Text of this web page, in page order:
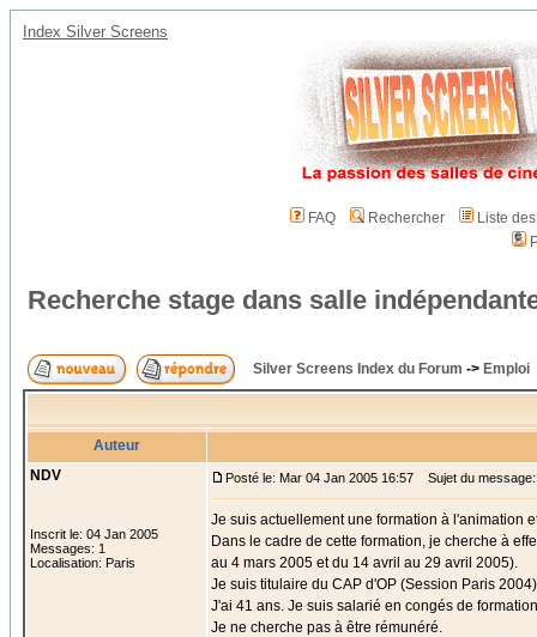
Index Silver Screens
FAQ Rechercher
Liste
Recherche stage dans salle
Silver Screens Index du Forum -> Emploi
Auteur
NDV
Inscrit le: 04 Jan 2005
Messages: 1
Localisation: Paris
Posté le: Mar 04 Jan 2005 16:57 Sujet du
Je suis actuellement une formation à l'animation
Dans le cadre de cette formation, je cherche à
au 4 mars 2005 et du 14 avril au 29 avril 2005).
Je suis titulaire du CAP d'OP (Session Paris
J'ai 41 ans. Je suis salarié en congés de
Je ne cherche pas à être rémunéré.